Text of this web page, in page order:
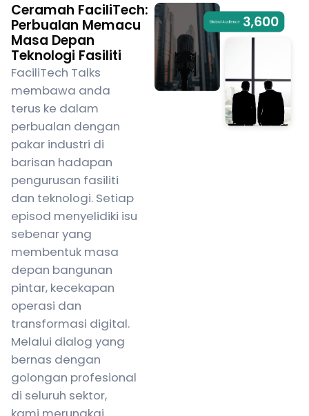
Ceramah FaciliTech:
Perbualan Memacu
Masa Depan
Teknologi Fasiliti
FaciliTech Talks
membawa anda
terus ke dalam
perbualan dengan
pakar industri di
barisan hadapan
pengurusan fasiliti
dan teknologi. Setiap
episod menyelidiki isu
sebenar yang
membentuk masa
depan bangunan
pintar, kecekapan
operasi dan
transformasi digital.
Melalui dialog yang
bernas dengan
golongan profesional
di seluruh sektor,